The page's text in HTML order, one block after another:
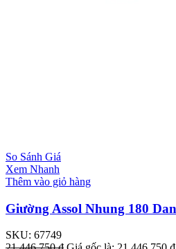
So Sánh Giá
Xem Nhanh
Thêm vào giỏ hàng
Giường Assol Nhung 180
SKU: 67749